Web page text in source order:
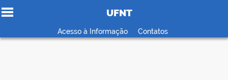
Ir para o conteúdo
UFNT
Acesso à Informação Contatos